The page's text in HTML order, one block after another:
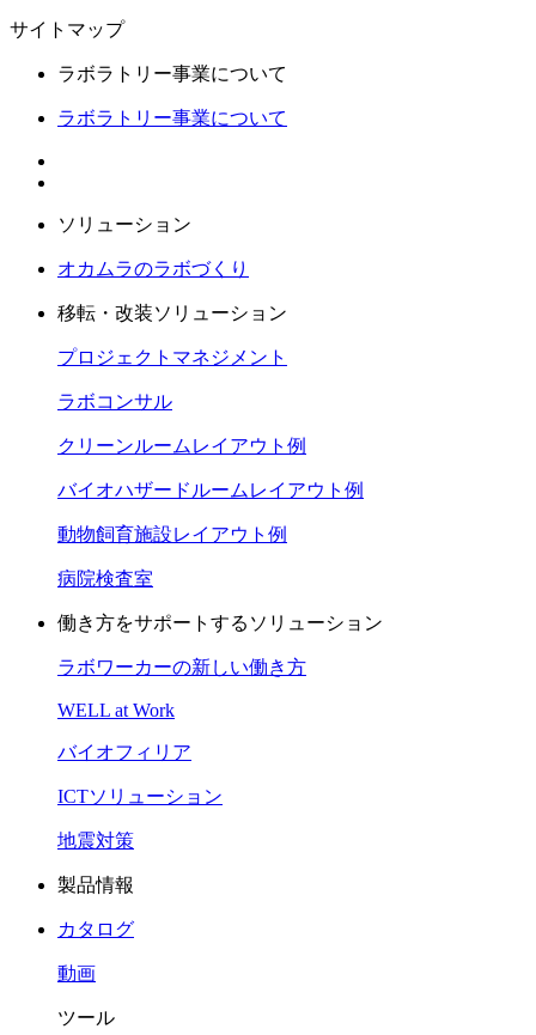
サイトマップ
ラボラトリー事業について
ラボラトリー事業について
ソリューション
オカムラのラボづくり
移転・改装ソリューション
プロジェクトマネジメント
ラボコンサル
クリーンルームレイアウト例
バイオハザードルームレイアウト例
動物飼育施設レイアウト例
病院検査室
働き方をサポートするソリューション
ラボワーカーの新しい働き方
WELL at Work
バイオフィリア
ICTソリューション
地震対策
製品情報
カタログ
動画
ツール